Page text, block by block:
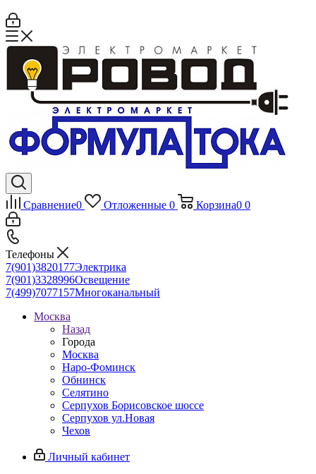
Сравнение0 Отложенные 0 Корзина0 0
Телефоны
7(901)3820177Электрика
7(901)3328996Освещение
7(499)7077157Многоканальный
Москва
Назад
Города
Москва
Наро-Фоминск
Обнинск
Селятино
Серпухов Борисовское шоссе
Серпухов ул.Новая
Чехов
Личный кабинет